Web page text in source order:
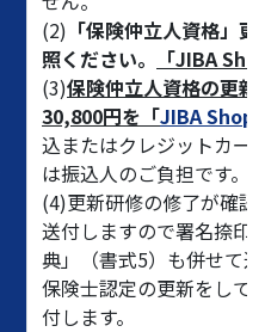
(2) 「保険仲立人資格」
照ください。
「JIBA
(3)保険仲立人資格の更
30,800円を「JIBA Shop
込またはクレジットカー
は振込人のご負担です。
(4)更新研修の修了が確
送付しますので署名捺印
典」（書式5）も併せて
保険士認定の更新をして
付します。